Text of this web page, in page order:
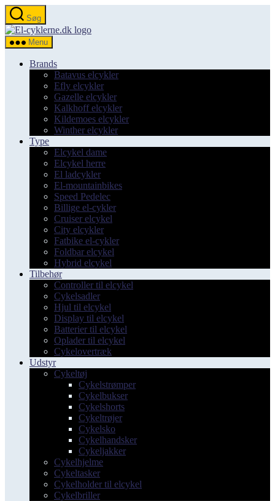
Spring
til
indholdet
Søg
el-
Menu
Brands
Batavus elcykler
Efly elcykler
Gazelle elcykler
Kalkhoff elcykler
Kildemoes elcykler
Winther elcykler
Type
Elcykel dame
Elcykel herre
El ladcykler
El-mountainbikes
Speed Pedelec
Billige el-cykler
Cruiser elcykel
City elcykler
Fatbike el-cykler
Foldbar elcykel
Hybrid elcykel
Tilbehør
Controller til elcykel
Cykelsadler
Hjul til elcykel
Display til elcykel
Batterier til elcykel
Oplader til elcykel
Cykelovertræk
Udstyr
Cykeltøj
Cykelstrømper
Cykelbukser
Cykelshorts
Cykeltrøjer
Cykelsko
Cykelhandsker
Cykeljakker
Cykelhjelme
Cykeltasker
Cykelholder til elcykel
Cykelbriller